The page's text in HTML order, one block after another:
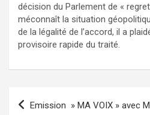
décision du Parlement de «
méconnaît la situation
de la légalité de l’accord, il a
provisoire rapide du traité.
Emission » MA VOIX » avec